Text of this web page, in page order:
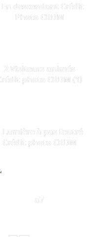
En descendant Crédit
Photo CRDM
2 Visiteurs animés
photo CRDM (1)
Lumière à pas feutré
Crédit photo CRDM
a7